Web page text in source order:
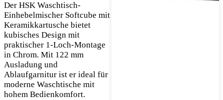
Der HSK Waschtisch-
Einhebelmischer Softcube mit
Keramikkartusche bietet
kubisches Design mit
praktischer 1-Loch-Montage
in Chrom. Mit 122 mm
Ausladung und
Ablaufgarnitur ist er ideal für
moderne Waschtische mit
hohem Bedienkomfort.